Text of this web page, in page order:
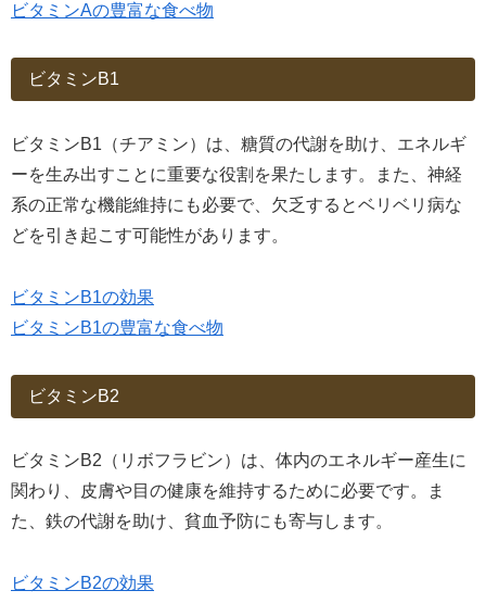
ビタミンAの豊富な食べ物
ビタミンB1
ビタミンB1（チアミン）は、糖質の代謝を助け、エネルギ
ーを生み出すことに重要な役割を果たします。また、神経
系の正常な機能維持にも必要で、欠乏するとベリベリ病な
どを引き起こす可能性があります。
ビタミンB1の効果
ビタミンB1の豊富な食べ物
ビタミンB2
ビタミンB2（リボフラビン）は、体内のエネルギー産生に
関わり、皮膚や目の健康を維持するために必要です。ま
た、鉄の代謝を助け、貧血予防にも寄与します。
ビタミンB2の効果